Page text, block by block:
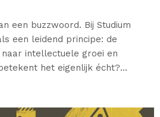
een buzzwoord. Bij Studium
een leidend principe: de
intellectuele groei en
het eigenlijk écht?...